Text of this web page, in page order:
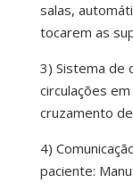
salas,
tocarem as
3) Sistema de
circulações
cruzamento
4)
paciente: